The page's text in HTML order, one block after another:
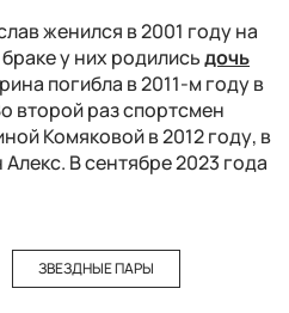
женился в 2001 году на
у них родилисьдочь
погибла в 2011-м году в
второй раз спортсмен
Комяковой в 2012 году, в
В сентябре 2023 года
ЗВЕЗДНЫЕ ПАРЫ